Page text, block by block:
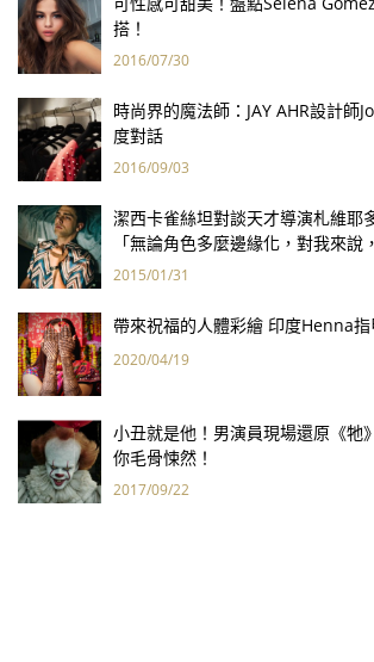
搭！
2016/07/30
時尚界的魔法師：JAY AHR設計師
度對話
2016/09/03
潔西卡雀絲坦對談天才導演札維耶
「無論角色多麼邊緣化，對我來說
都是我心裡的話。」
2015/01/31
帶來祝福的人體彩繪 印度Henna
2020/04/19
小丑就是他！男演員現場還原《
你毛骨悚然！
2017/09/22